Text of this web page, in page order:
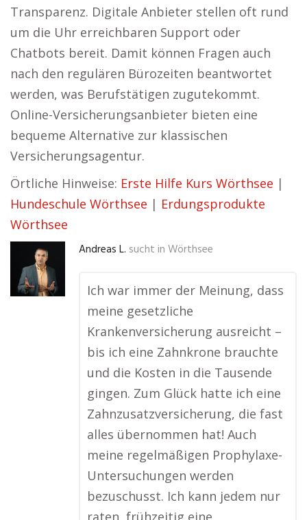
Transparenz. Digitale Anbieter stellen oft rund
um die Uhr erreichbaren Support oder
Chatbots bereit. Damit können Fragen auch
nach den regulären Bürozeiten beantwortet
werden, was Berufstätigen zugutekommt.
Online-Versicherungsanbieter bieten eine
bequeme Alternative zur klassischen
Versicherungsagentur.
Örtliche Hinweise: Erste Hilfe Kurs Wörthsee |
Hundeschule Wörthsee | Erdungsprodukte
Wörthsee
Andreas L. sucht in Wörthsee
Ich war immer der Meinung, dass
meine gesetzliche
Krankenversicherung ausreicht –
bis ich eine Zahnkrone brauchte
und die Kosten in die Tausende
gingen. Zum Glück hatte ich eine
Zahnzusatzversicherung, die fast
alles übernommen hat! Auch
meine regelmäßigen Prophylaxe-
Untersuchungen werden
bezuschusst. Ich kann jedem nur
raten, frühzeitig eine